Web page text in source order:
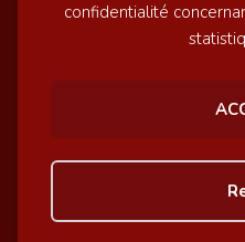
confidentialité
© GazetteSports - 2026 |